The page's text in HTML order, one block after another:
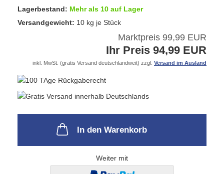
Lagerbestand: Mehr als 10 auf Lager
Versandgewicht: 10 kg je Stück
Marktpreis 99,99 EUR
Ihr Preis 94,99 EUR
inkl. MwSt. (gratis Versand deutschlandweit) zzgl. Versand im Ausland
In den Warenkorb
Weiter mit